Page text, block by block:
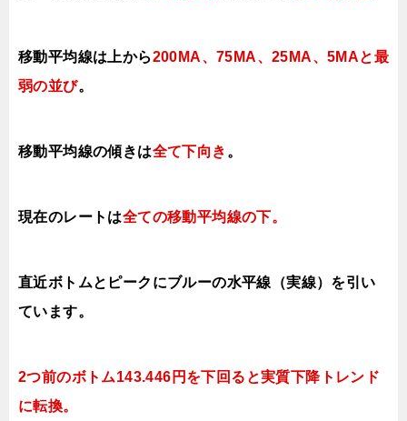
移動平均線は上から200MA、75MA、25MA、5MAと最
弱の並び。
移動平均線の傾きは全て下向き 。
現在のレートは全ての移動平均線の下。
直近ボトムとピークにブルーの水平線（実線）を引い
ています。
2つ前のボトム143.446円を下回ると実質下降トレンド
に転換。